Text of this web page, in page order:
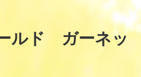
ルド ガーネッ